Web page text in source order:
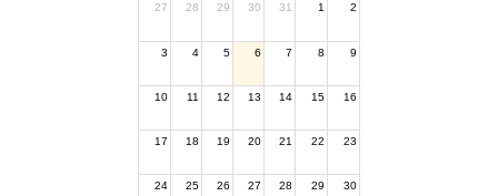
27
28 29 30 31 1 2
3 4 5 6 7 8 9
10 11 12 13 14 15 16
17 18 19 20 21 22 23
24 25 26 27 28 29 30